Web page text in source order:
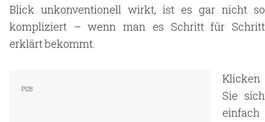
Blick unkonventionell wirkt, ist es gar nicht so
kompliziert – wenn man es Schritt für Schritt
erklärt bekommt.
Klicken
Sie sich
einfach